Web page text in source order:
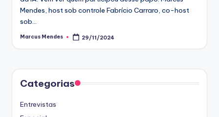
Mendes, host sob controle Fabrício Carraro, co-host
sob…
Posted
Marcus Mendes 29/11/2024
Categorias
Entrevistas